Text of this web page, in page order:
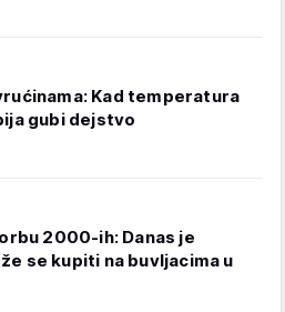
Kad temperatura
gubi dejstvo
2000-ih: Danas je
se kupiti na buvljacima u